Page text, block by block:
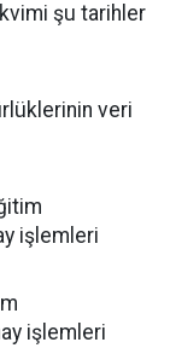
şu tarihler
veri
işlemleri
işlemleri